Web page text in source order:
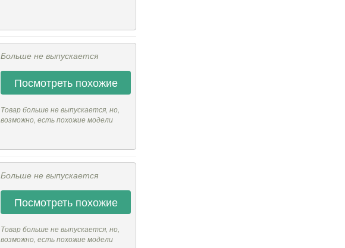
Больше не выпускается
Посмотреть похожие
Товар больше не выпускается, но,
возможно, есть похожие модели
Больше не выпускается
Посмотреть похожие
Товар больше не выпускается, но,
возможно, есть похожие модели